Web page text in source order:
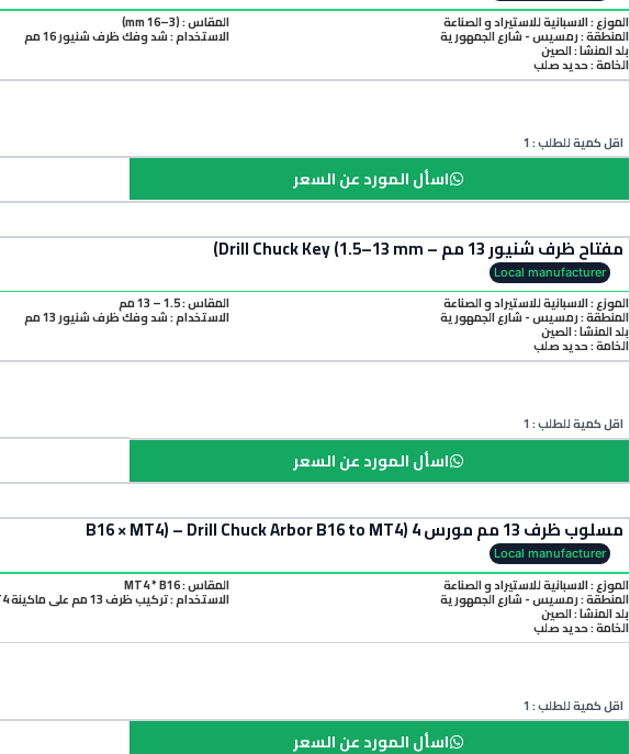
الموزع : الاسبانية للاستيراد و الصناعة
المنطقة :رمسيس - شارع الجمهورية
بلد المنشأ :الصين
الخامة :حديد صلب
المقاس : (3–16 mm)
الاستخدام : شد وفك ظرف شنيور 16 مم
اقل كمية للطلب : 1
اسأل المورد عن السعر
مفتاح ظرف شنيور 13 مم – Drill Chuck Key (1.5–13 mm)
Local manufacturer
الموزع : الاسبانية للاستيراد و الصناعة
المنطقة :رمسيس - شارع الجمهورية
بلد المنشأ :الصين
الخامة :حديد صلب
المقاس : 1.5 – 13 مم
الاستخدام : شد وفك ظرف شنيور 13 مم
اقل كمية للطلب : 1
اسأل المورد عن السعر
مسلوب ظرف 13 مم مورس 4 (B16 × MT4) – Drill Chuck Arbor B16 to MT4
Local manufacturer
الموزع : الاسبانية للاستيراد و الصناعة
المنطقة :رمسيس - شارع الجمهورية
بلد المنشأ :الصين
الخامة :حديد صلب
المقاس : MT4 * B16
الاستخدام : تركيب ظرف 13 مم على ماكينة MT4
اقل كمية للطلب : 1
اسأل المورد عن السعر